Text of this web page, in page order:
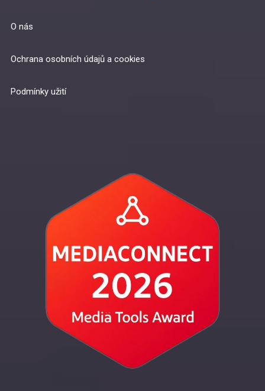
O nás
Ochrana osobních údajů a cookies
Podmínky užití